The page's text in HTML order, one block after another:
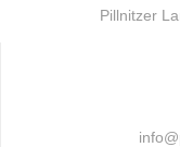
Pillnitzer